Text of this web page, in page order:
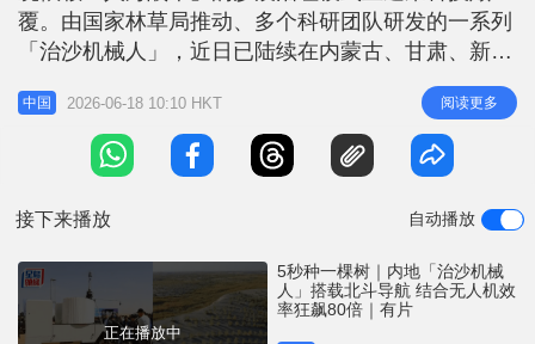
n
覆。由国家林草局推动、多个科研团队研发的一系列
「治沙机械人」，近日已陆续在内蒙古、甘肃、新疆
等「三北」工程核心区投入实战。这标志着内地的治
沙工作，正式由半机械化全面迈向自动化与智能化发
展的新阶段。 无人驾驶精准治沙 这批被称为「治沙
神器」的智能装备，极大地提升了沙漠治理的效率。
中国 2026-06-18 10:10 HKT 阅读更多
接下来播放 自动播放
正在播放中
5秒种一棵树｜内地「治沙机械
人」搭载北斗导航 结合无人机效
率狂飙80倍｜有片